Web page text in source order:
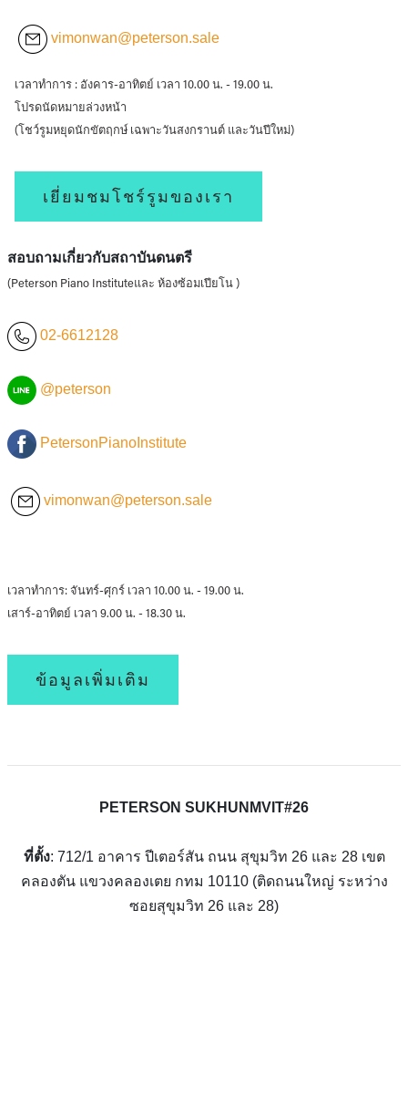
vimonwan@peterson.sale
เวลาทำการ : อังคาร-อาทิตย์ เวลา 10.00 น. - 19.00 น.
โปรดนัดหมายล่วงหน้า
(โชว์รูมหยุดนักขัตฤกษ์ เฉพาะวันสงกรานต์ และวันปีใหม่)
เยี่ยมชมโชร์รูมของเรา
สอบถามเกี่ยวกับสถาบันดนตรี
(Peterson Piano Instituteและ ห้องซ้อมเปียโน )
02-6612128
@peterson
PetersonPianoInstitute
vimonwan@peterson.sale
เวลาทำการ: จันทร์-ศุกร์ เวลา 10.00 น. - 19.00 น.
เสาร์-อาทิตย์ เวลา 9.00 น. - 18.30 น.
ข้อมูลเพิ่มเติม
PETERSON SUKHUNMVIT#26
ที่ตั้ง: 712/1 อาคาร ปีเตอร์สัน ถนน สุขุมวิท 26 และ 28 เขต
คลองตัน แขวงคลองเตย กทม 10110 (ติดถนนใหญ่ ระหว่าง
ซอยสุขุมวิท 26 และ 28)